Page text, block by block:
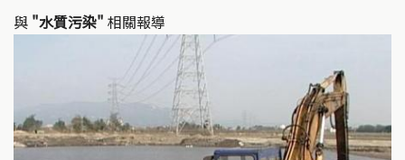
與 "水質污染" 相關報導